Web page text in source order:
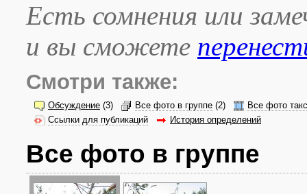
Есть сомнения или
и вы сможете
Смотри также:
Обсуждение (3) Все фото в группе (2)
Все фото
Ссылки для публикаций
История определений
Все фото в группе